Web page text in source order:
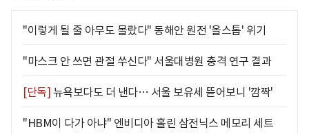
"이렇게 될 줄 아무도 몰랐다" 동해안 원전 '올스톱' 위기
"마스크 안 쓰면 관절 쑤신다" 서울대병원 충격 연구 결과
[단독] 뉴욕보다도 더 낸다… 서울 보유세 뜯어보니 '깜짝'
"HBM이 다가 아냐" 엔비디아 홀린 삼전닉스 메모리 세트